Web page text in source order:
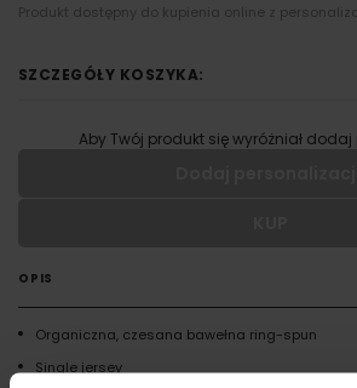
OPIS
Organiczna, czesana bawełna ring-spun
Single jersey
Produkt dostępny do kupienia online z
SZCZEGÓŁY KOSZYKA:
Aby Twój produkt się wyróżniał